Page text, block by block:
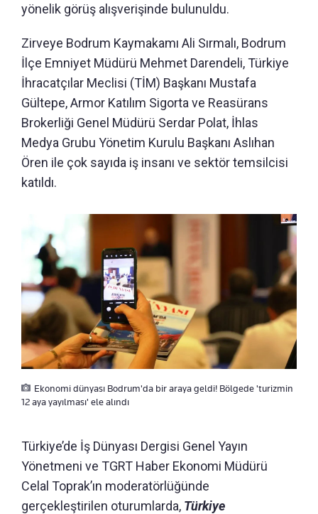
yönelik görüş alışverişinde bulunuldu.
Zirveye Bodrum Kaymakamı Ali Sırmalı, Bodrum
İlçe Emniyet Müdürü Mehmet Darendeli, Türkiye
İhracatçılar Meclisi (TİM) Başkanı Mustafa
Gültepe, Armor Katılım Sigorta ve Reasürans
Brokerliği Genel Müdürü Serdar Polat, İhlas
Medya Grubu Yönetim Kurulu Başkanı Aslıhan
Ören ile çok sayıda iş insanı ve sektör temsilcisi
katıldı.
Ekonomi dünyası Bodrum'da bir araya geldi! Bölgede 'turizmin
12 aya yayılması' ele alındı
Türkiye’de İş Dünyası Dergisi Genel Yayın
Yönetmeni ve TGRT Haber Ekonomi Müdürü
Celal Toprak’ın moderatörlüğünde
gerçekleştirilen oturumlarda, Türkiye